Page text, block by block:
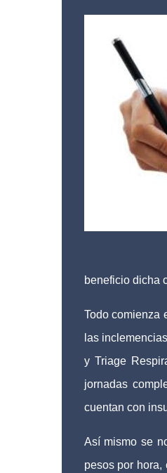
beneficio dicha
Todo comienza
las
y Triage
jornadas
cuentan con
Así mismo se
pesos por